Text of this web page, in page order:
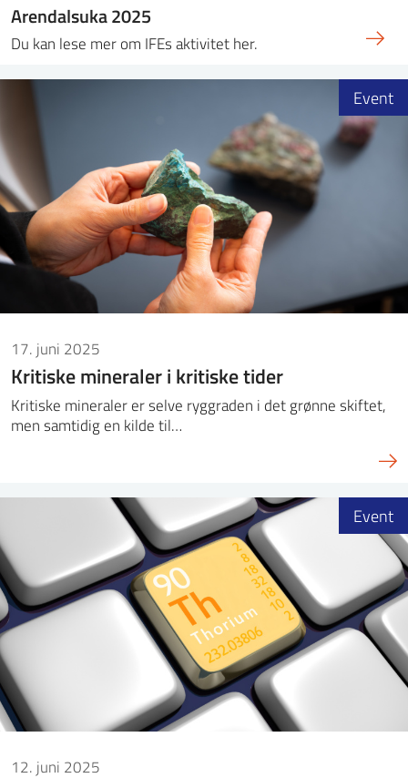
Arendalsuka 2025
Du kan lese mer om IFEs aktivitet her.
17. juni 2025
Kritiske mineraler i kritiske tider
Kritiske mineraler er selve ryggraden i det grønne skiftet,
men samtidig en kilde til…
Event
12. juni 2025
Event